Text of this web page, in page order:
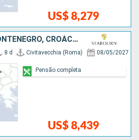
US$ 8,279
ITÁLIA, MALTA, MONTENEGRO, CROÁCIA
8 d Civitavecchia (Roma) 08/05/2027
US$ 8,439
Pensão completa